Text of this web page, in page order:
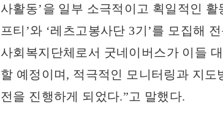
사활동’을 일부 소극적이고 획일적인
프티’와 ‘레츠고봉사단 3기’를 모집해
사회복지단체로서 굿네이버스가 이들
할 예정이며, 적극적인 모니터링과 지
전을 진행하게 되었다.”고 말했다.